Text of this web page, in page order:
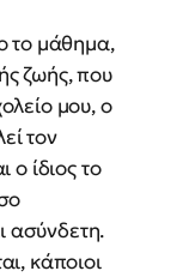
το μάθημα,
ζωής, που
μου, ο
τον
ο ίδιος το
ασύνδετη.
κάποιοι